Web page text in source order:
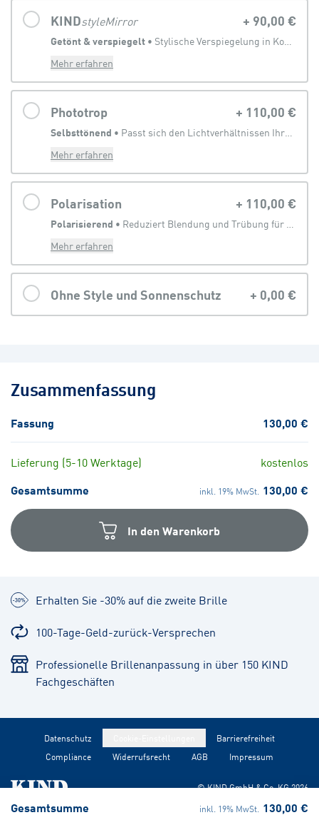
KINDstyleMirror + 90,00 €
Getönt & verspiegelt •
Stylische Verspiegelung in Kombination mit Sonnenbrillentönung
Mehr erfahren
Phototrop + 110,00 €
Selbsttönend •
Passt sich den Lichtverhältnissen Ihrer Umgebung an
Mehr erfahren
Polarisation + 110,00 €
Polarisierend •
Reduziert Blendung und Trübung für eine klarere Sicht
Mehr erfahren
Ohne Style und Sonnenschutz + 0,00 €
Zusammenfassung
Fassung 130,00 €
Lieferung (5-10 Werktage)
kostenlos
Gesamtsumme
inkl. 19% MwSt. 130,00 €
In den Warenkorb
Gesamtsumme inkl. 19% MwSt. 130,00 €
Erhalten Sie -30% auf die zweite Brille
100-Tage-Geld-zurück-Versprechen
Professionelle Brillenanpassung in über 150 KIND
Fachgeschäften
© KIND GmbH & Co. KG2026
Datenschutz
Barrierefreiheit
Compliance
Widerrufsrecht AGB Impressum